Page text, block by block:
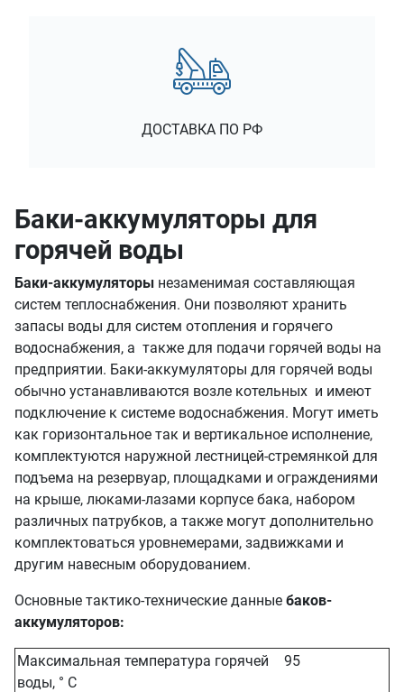
ДОСТАВКА ПО РФ
Баки-аккумуляторы для
горячей воды
Баки-аккумуляторы незаменимая составляющая
систем теплоснабжения. Они позволяют хранить
запасы воды для систем отопления и горячего
водоснабжения, а также для подачи горячей воды на
предприятии. Баки-аккумуляторы для горячей воды
обычно устанавливаются возле котельных и имеют
подключение к системе водоснабжения. Могут иметь
как горизонтальное так и вертикальное исполнение,
комплектуются наружной лестницей-стремянкой для
подъема на резервуар, площадками и ограждениями
на крыше, люками-лазами корпусе бака, набором
различных патрубков, а также могут дополнительно
комплектоваться уровнемерами, задвижками и
другим навесным оборудованием.
Основные тактико-технические данные баков-
аккумуляторов:
Максимальная температура горячей
воды, ° С
95